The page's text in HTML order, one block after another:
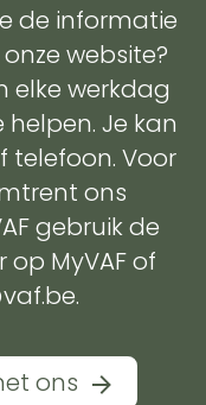
de informatie
website?
elke werkdag
Je kan
telefoon. Voor
ons
gebruik de
MyVAF of
ons